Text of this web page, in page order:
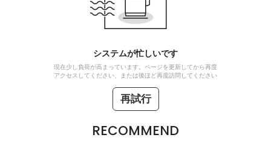
システムが忙しいです
現在少し負荷が高まっています。ページを更新してから再度
アクセスしてください、または後ほど再度訪問してください
再試行
RECOMMEND